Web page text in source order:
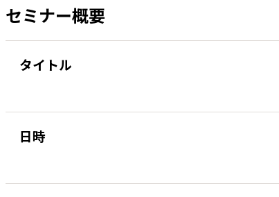
セミナー概要
タイトル
日時